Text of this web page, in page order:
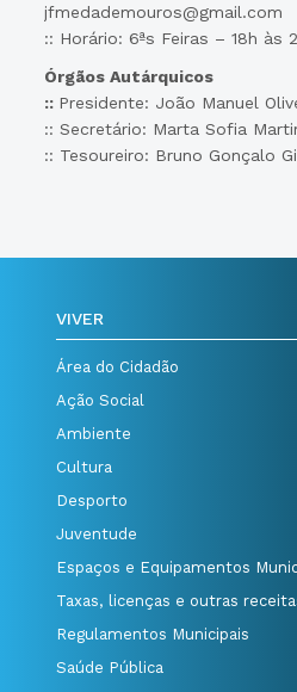
jfmedademouros@gmail.com
:: Horário: 6ªs Feiras – 18h às
Órgãos Autárquicos
:: Presidente: João Manuel
:: Secretário: Marta Sofia
:: Tesoureiro: Bruno Gonçalo
VIVER
Área do Cidadão
Ação Social
Ambiente
Cultura
Desporto
Juventude
Espaços e Equipamentos
Taxas, licenças e outras
Regulamentos Municipais
Saúde Pública